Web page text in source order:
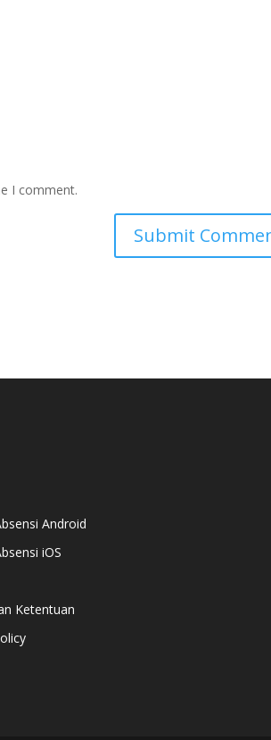
I comment.
Android
iOS
Ketentuan